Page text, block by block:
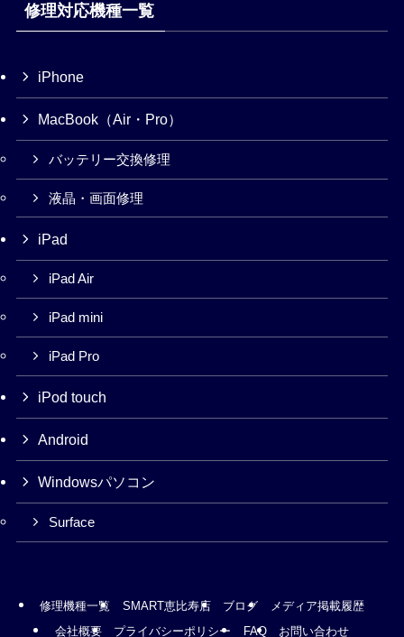
修理対応機種一覧
iPhone
MacBook（Air・Pro）
バッテリー交換修理
液晶・画面修理
iPad
iPad Air
iPad mini
iPad Pro
iPod touch
Android
Windowsパソコン
Surface
修理機種一覧 SMART恵比寿店 ブログ
メディア掲載履歴
会社概要
プライバシーポリシー FAQ お問い合わせ